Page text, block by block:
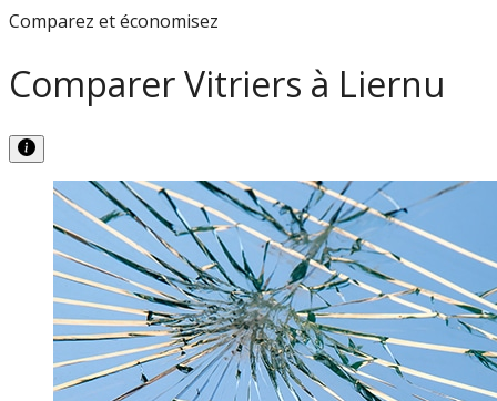
Comparez et économisez
Comparer Vitriers à Liernu